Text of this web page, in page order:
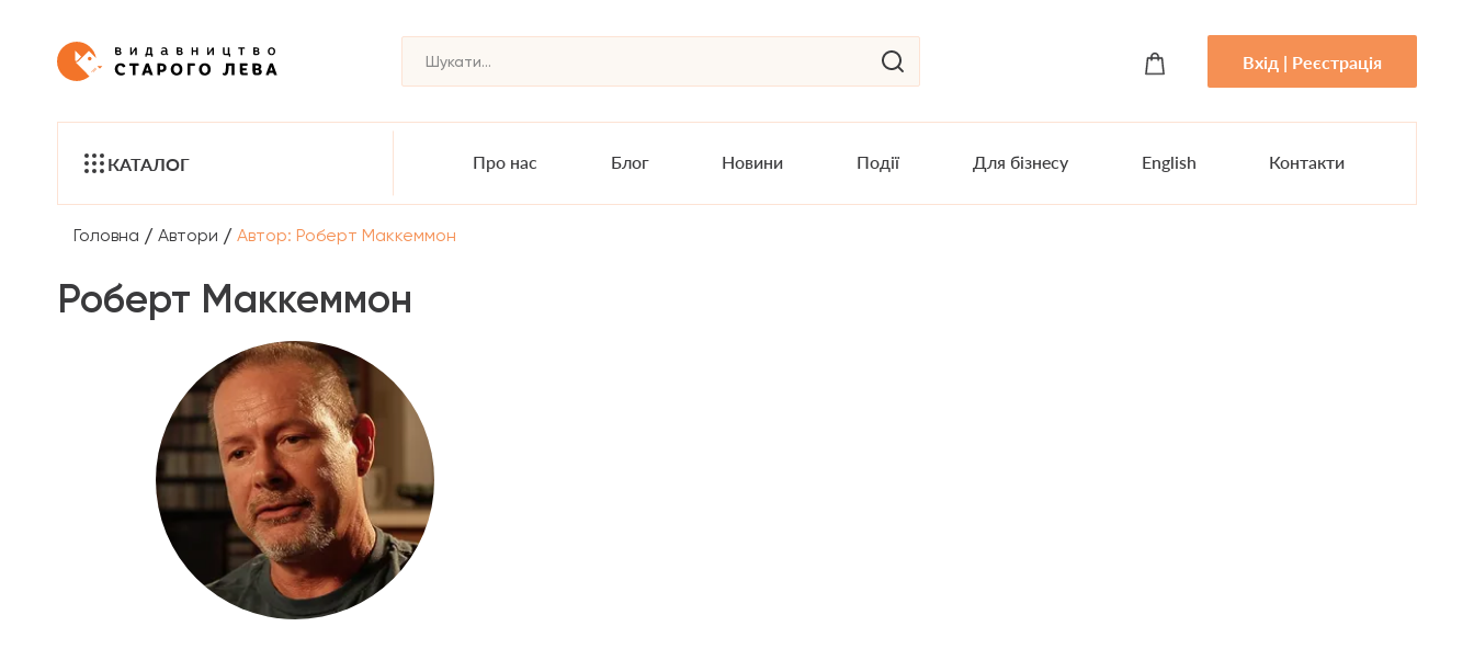
Вхід | Реєстрація
КАТАЛОГ Про нас Блог Новини Події Для бізнесу English Контакти
Головна / Автори / Автор: Роберт Маккеммон
Роберт Маккеммон